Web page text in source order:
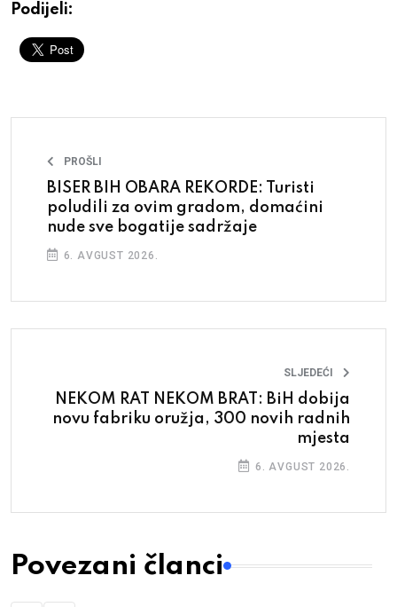
Podijeli:
PROŠLI
BISER BIH OBARA REKORDE: Turisti
poludili za ovim gradom, domaćini
nude sve bogatije sadržaje
6. AVGUST 2026.
SLJEDEĆI
NEKOM RAT NEKOM BRAT: BiH dobija
novu fabriku oružja, 300 novih radnih
mjesta
6. AVGUST 2026.
Povezani članci